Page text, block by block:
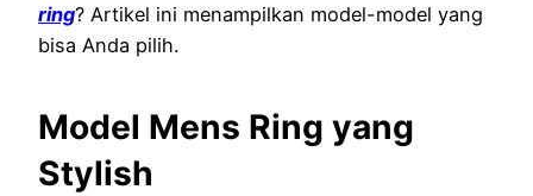
ring? Artikel ini menampilkan model-model yang
bisa Anda pilih.
Model Mens Ring yang
Stylish